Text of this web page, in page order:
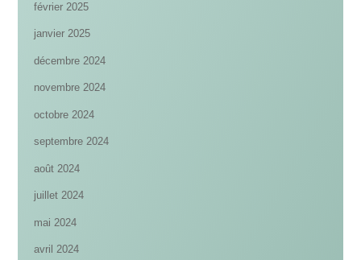
février 2025
janvier 2025
décembre 2024
novembre 2024
octobre 2024
septembre 2024
août 2024
juillet 2024
mai 2024
avril 2024